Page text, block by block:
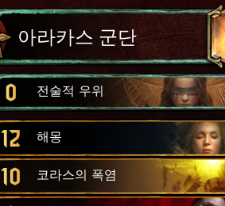
아라카스 군단
0 전술적 우위
12 해몽
10 코라스의 폭염